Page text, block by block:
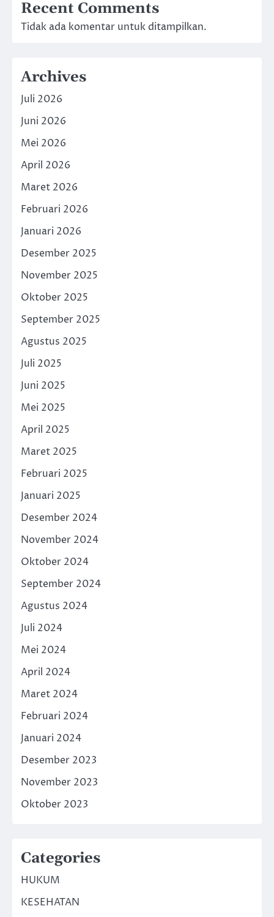
Recent Comments
Tidak ada komentar untuk ditampilkan.
Archives
Juli 2026
Juni 2026
Mei 2026
April 2026
Maret 2026
Februari 2026
Januari 2026
Desember 2025
November 2025
Oktober 2025
September 2025
Agustus 2025
Juli 2025
Juni 2025
Mei 2025
April 2025
Maret 2025
Februari 2025
Januari 2025
Desember 2024
November 2024
Oktober 2024
September 2024
Agustus 2024
Juli 2024
Mei 2024
April 2024
Maret 2024
Februari 2024
Januari 2024
Desember 2023
November 2023
Oktober 2023
Categories
HUKUM
KESEHATAN